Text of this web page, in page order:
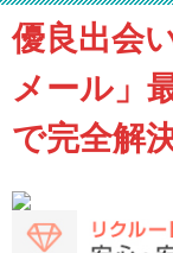
優良出会
メール」
で完全解